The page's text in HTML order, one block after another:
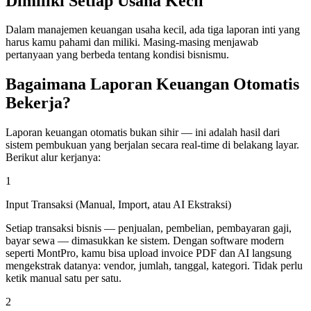
Dalam manajemen keuangan usaha kecil, ada tiga laporan inti yang
harus kamu pahami dan miliki. Masing-masing menjawab
pertanyaan yang berbeda tentang kondisi bisnismu.
Bagaimana Laporan Keuangan Otomatis
Bekerja?
Laporan keuangan otomatis bukan sihir — ini adalah hasil dari
sistem pembukuan yang berjalan secara real-time di belakang layar.
Berikut alur kerjanya:
1
Input Transaksi (Manual, Import, atau AI Ekstraksi)
Setiap transaksi bisnis — penjualan, pembelian, pembayaran gaji,
bayar sewa — dimasukkan ke sistem. Dengan software modern
seperti MontPro, kamu bisa upload invoice PDF dan AI langsung
mengekstrak datanya: vendor, jumlah, tanggal, kategori. Tidak perlu
ketik manual satu per satu.
2